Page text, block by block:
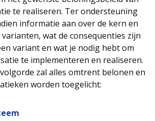
te realiseren. Ter ondersteuning
informatie aan over de kern en
wat de consequenties zijn
variant en wat je nodig hebt om
te implementeren en realiseren.
zal alles omtrent belonen en
worden toegelicht:
2026-2027Leiderschap in de Sport
Sport